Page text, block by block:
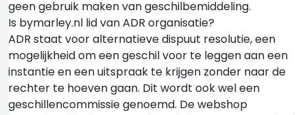
geen gebruik maken van geschilbemiddeling.
Is bymarley.nl lid van ADR organisatie?
ADR staat voor alternatieve dispuut resolutie, een
mogelijkheid om een geschil voor te leggen aan een
instantie en een uitspraak te krijgen zonder naar de
rechter te hoeven gaan. Dit wordt ook wel een
geschillencommissie genoemd. De webshop